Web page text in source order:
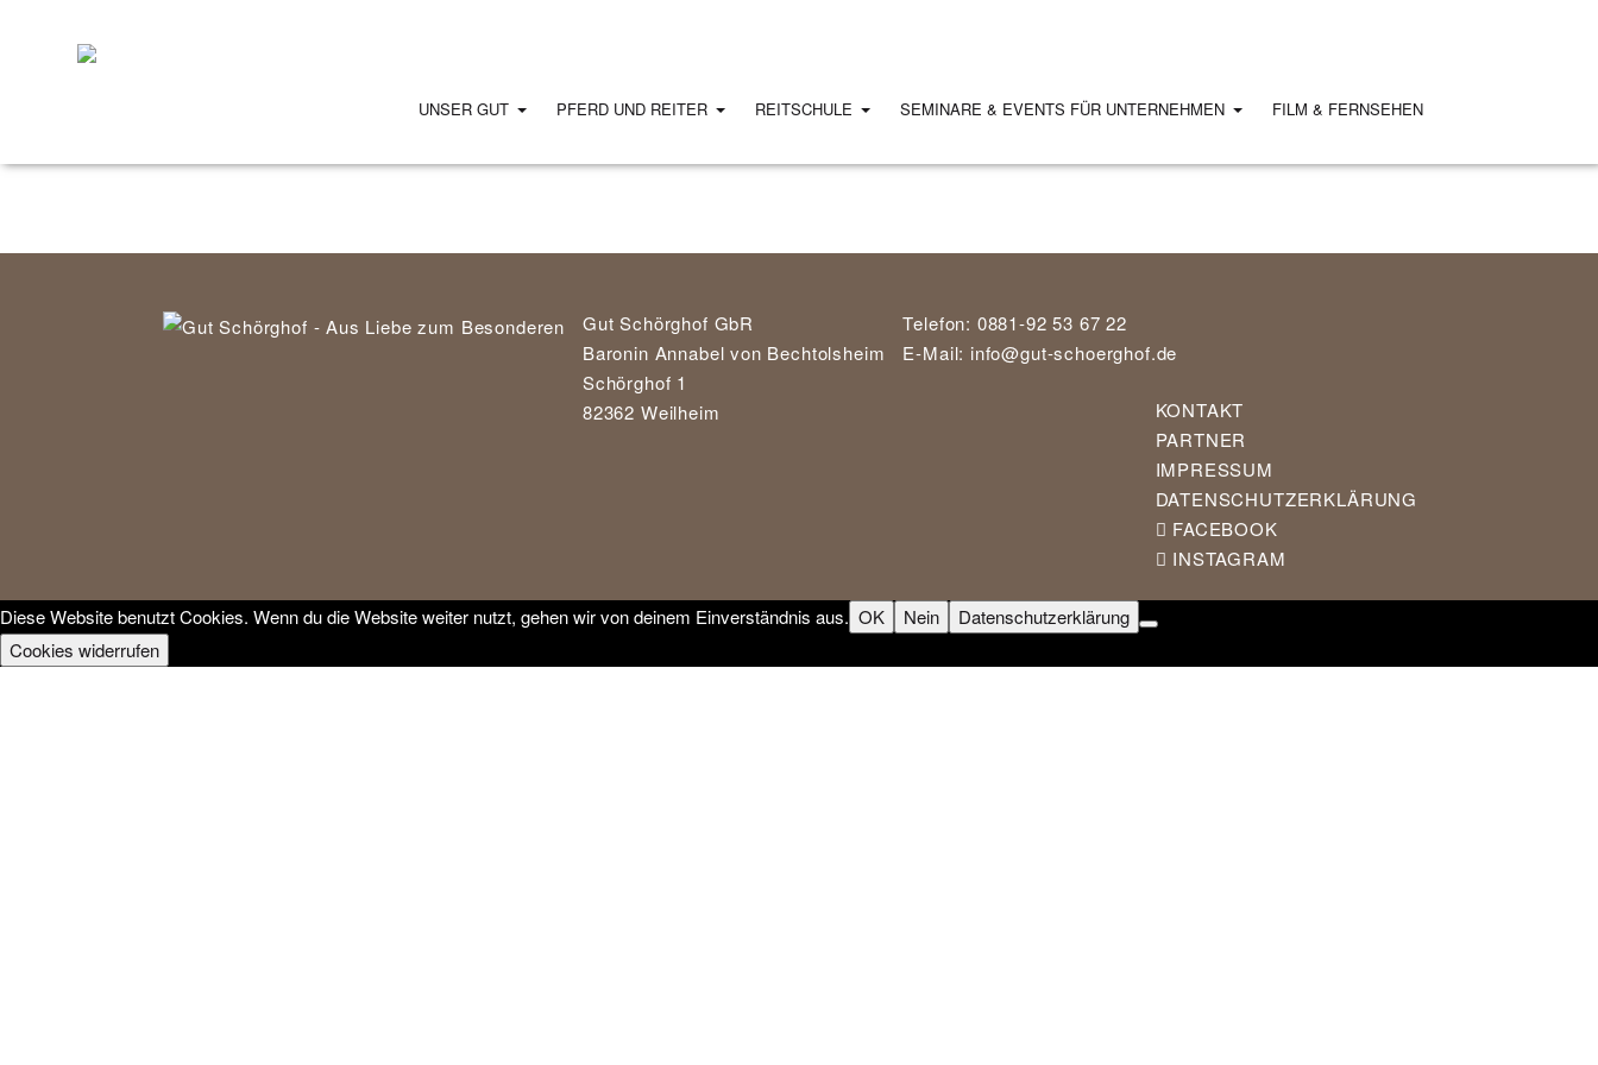
UNSER GUT PFERD UND REITER REITSCHULE SEMINARE & EVENTS FÜR UNTERNEHMEN FILM & FERNSEHEN
Gut Schörghof GbR
Baronin Annabel von Bechtolsheim
Schörghof 1
82362 Weilheim
Telefon: 0881-92 53 67 22
E-Mail: info@gut-schoerghof.de
KONTAKT
PARTNER
IMPRESSUM
DATENSCHUTZERKLÄRUNG
FACEBOOK
INSTAGRAM
Diese Website benutzt Cookies. Wenn du die Website weiter nutzt, gehen wir von deinem Einverständnis aus. OK Nein
Datenschutzerklärung
Cookies widerrufen